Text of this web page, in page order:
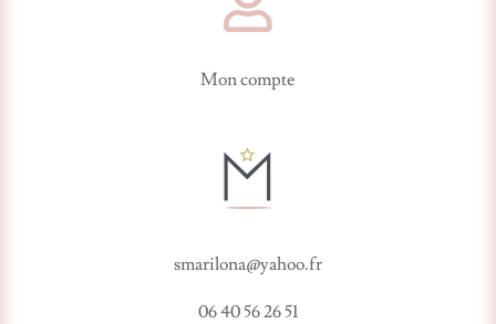
Mon compte
smarilona@yahoo.fr
06 40 56 26 51